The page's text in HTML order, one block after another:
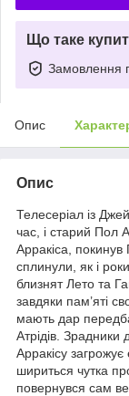
Що таке
Замовлення
Опис
Опис
Телесеріал із
час, і старий Пол
Арракіса, покинув
сплинули, як і
близнят Лето та
завдяки пам’яті
мають дар
Атрідів. Зрадники
Арракісу
шириться чутка
повернувся сам